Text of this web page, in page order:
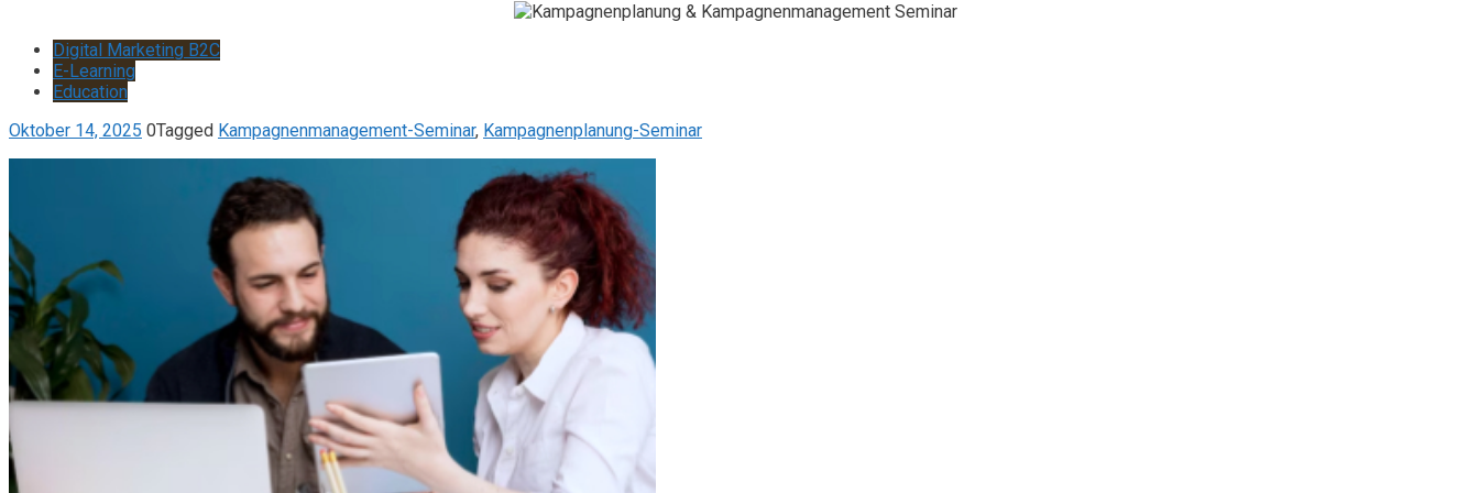
Digital Marketing B2C
E-Learning
Education
Oktober 14, 2025 0Tagged Kampagnenmanagement-Seminar, Kampagnenplanung-Seminar